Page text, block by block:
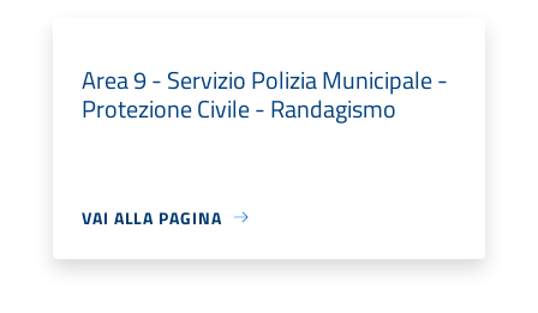
Area 9 - Servizio Polizia Municipale -
Protezione Civile - Randagismo
VAI ALLA PAGINA